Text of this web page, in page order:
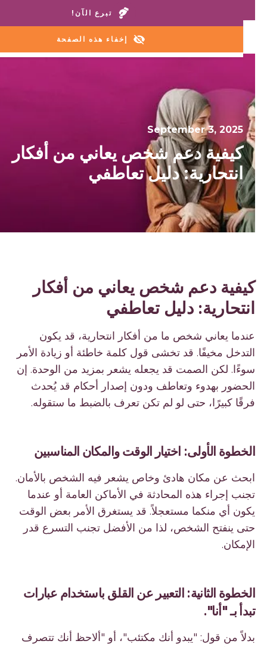
اتصل بمنازلنا أو خط المساعدة: +1 888 711 6472
تبرع الآن!
إخفاء هذه الصفحة
September 3, 2025
كيفية دعم شخص يعاني من أفكار
انتحارية: دليل تعاطفي
كيفية دعم شخص يعاني من أفكار
انتحارية: دليل تعاطفي
عندما يعاني شخص ما من أفكار انتحارية، قد يكون
التدخل مخيفًا. قد تخشى قول كلمة خاطئة أو زيادة الأمر
سوءًا. لكن الصمت قد يجعله يشعر بمزيد من الوحدة. إن
الحضور بهدوء وتعاطف ودون إصدار أحكام قد يُحدث
فرقًا كبيرًا، حتى لو لم تكن تعرف بالضبط ما ستقوله.
الخطوة الأولى: اختيار الوقت والمكان المناسبين
ابحث عن مكان هادئ وخاص يشعر فيه الشخص بالأمان.
تجنب إجراء هذه المحادثة في الأماكن العامة أو عندما
يكون أي منكما مستعجلاً. قد يستغرق الأمر بعض الوقت
حتى ينفتح الشخص، لذا من الأفضل تجنب التسرع قدر
الإمكان.
الخطوة الثانية: التعبير عن القلق باستخدام عبارات
تبدأ بـ "أنا".
بدلاً من قول: "يبدو أنك مكتئب"، أو "ألاحظ أنك تتصرف